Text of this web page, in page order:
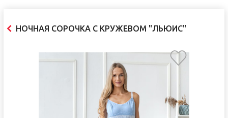
НОЧНАЯ СОРОЧКА С КРУЖЕВОМ "ЛЬЮИС"